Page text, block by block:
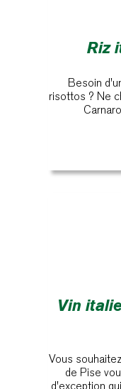
Riz
Besoin
risottos ? Ne
Vin
Vous
de Pise
d'exception